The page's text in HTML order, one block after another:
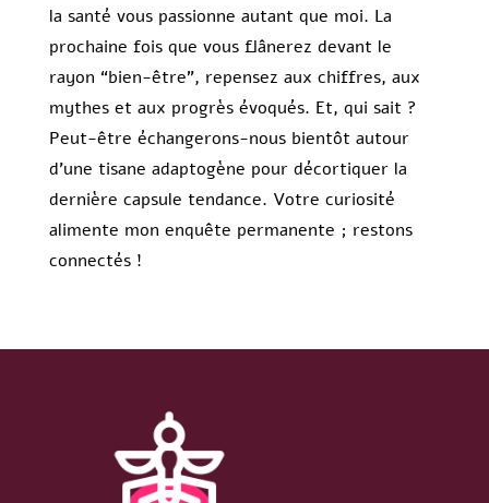
la santé vous passionne autant que moi. La
prochaine fois que vous flânerez devant le
rayon “bien-être”, repensez aux chiffres, aux
mythes et aux progrès évoqués. Et, qui sait ?
Peut-être échangerons-nous bientôt autour
d’une tisane adaptogène pour décortiquer la
dernière capsule tendance. Votre curiosité
alimente mon enquête permanente ; restons
connectés !